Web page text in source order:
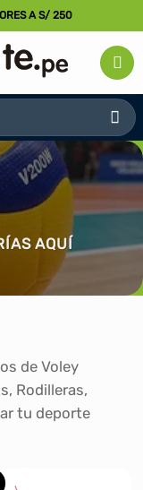
A S/ 250
AQUÍ
de Voley
Rodilleras,
tu deporte